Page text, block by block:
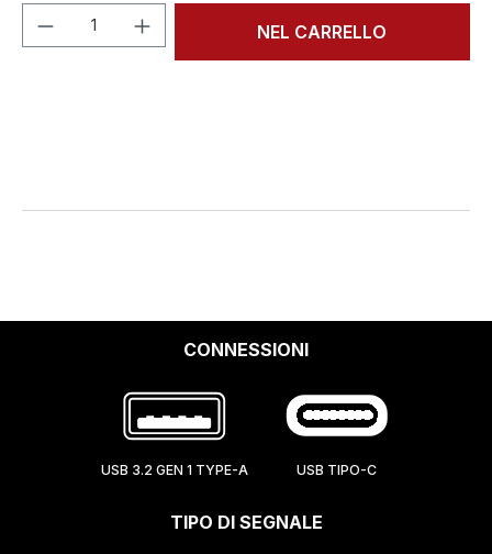
Quantità del prodotto: inserisci la
NEL CARRELLO
CONNESSIONI
USB 3.2 GEN 1 TYPE-A USB TIPO-C
TIPO DI SEGNALE